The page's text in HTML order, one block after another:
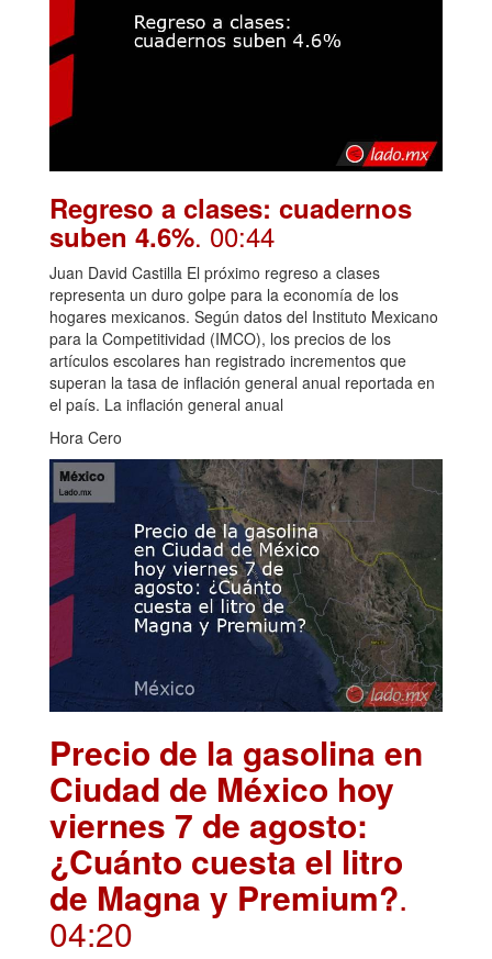
Regreso a clases: cuadernos
suben 4.6%. 00:44
Juan David Castilla El próximo regreso a clases
representa un duro golpe para la economía de los
hogares mexicanos. Según datos del Instituto Mexicano
para la Competitividad (IMCO), los precios de los
artículos escolares han registrado incrementos que
superan la tasa de inflación general anual reportada en
el país. La inflación general anual
Hora Cero
Precio de la gasolina en
Ciudad de México hoy
viernes 7 de agosto:
¿Cuánto cuesta el litro
de Magna y Premium?.
04:20